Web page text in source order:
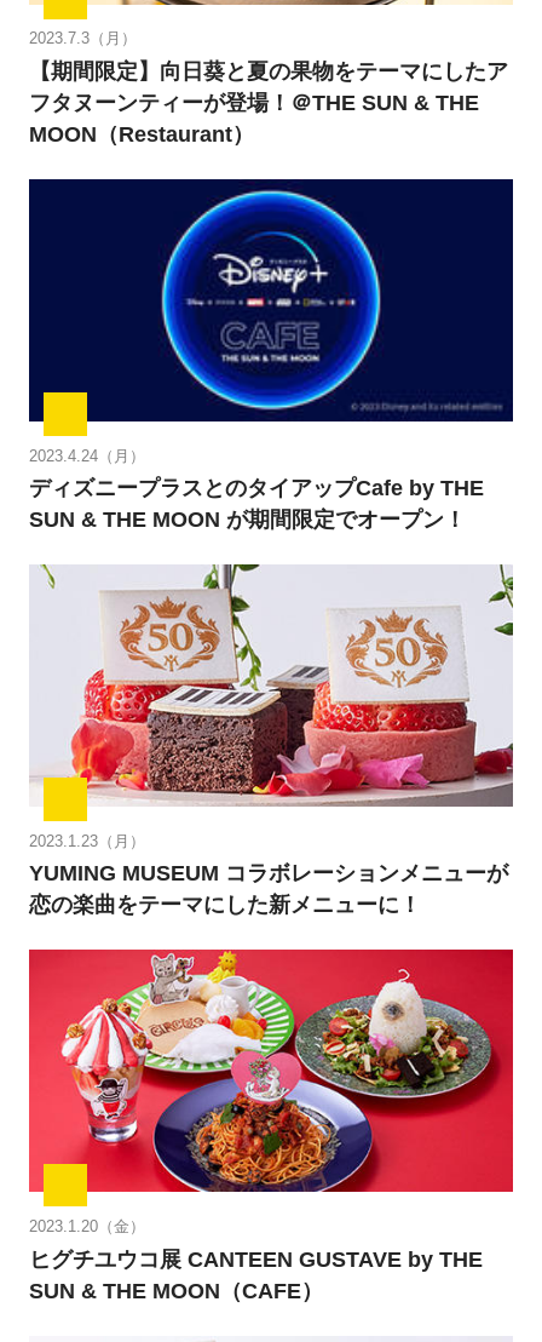
2023.7.3（月）
【期間限定】向日葵と夏の果物をテーマにしたア
フタヌーンティーが登場！＠THE SUN & THE
MOON（Restaurant）
2023.4.24（月）
ディズニープラスとのタイアップCafe by THE
SUN & THE MOON が期間限定でオープン！
2023.1.23（月）
YUMING MUSEUM コラボレーションメニューが
恋の楽曲をテーマにした新メニューに！
2023.1.20（金）
ヒグチユウコ展 CANTEEN GUSTAVE by THE
SUN & THE MOON（CAFE）